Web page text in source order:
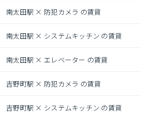
南太田駅 × 防犯カメラ の賃貸
南太田駅 × システムキッチン の賃貸
南太田駅 × エレベーター の賃貸
吉野町駅 × 防犯カメラ の賃貸
吉野町駅 × システムキッチン の賃貸